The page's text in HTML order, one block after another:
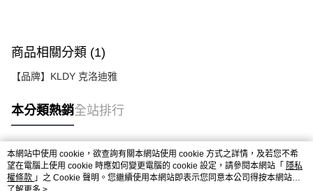
商品相關分類 (1)
【品牌】KLDY 克洛迪雅
本分類熱銷全站排行
熱門標籤
本網站中使用 cookie，欲查詢有關本網站使用 cookie 方式之詳情，及若您不希
望在電腦上使用 cookie 時應如何變更電腦的 cookie 設定，請參閱本網站「 隱私
權條款 」之 Cookie 聲明。您繼續使用本網站即表示您同意本公司得按本網站使